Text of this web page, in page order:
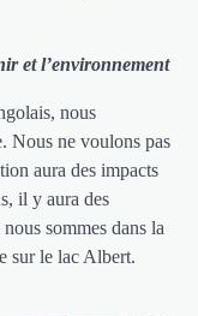
et l’environnement
nous
Nous ne voulons pas
aura des impacts
il y aura des
sommes dans la
sur le lac Albert.